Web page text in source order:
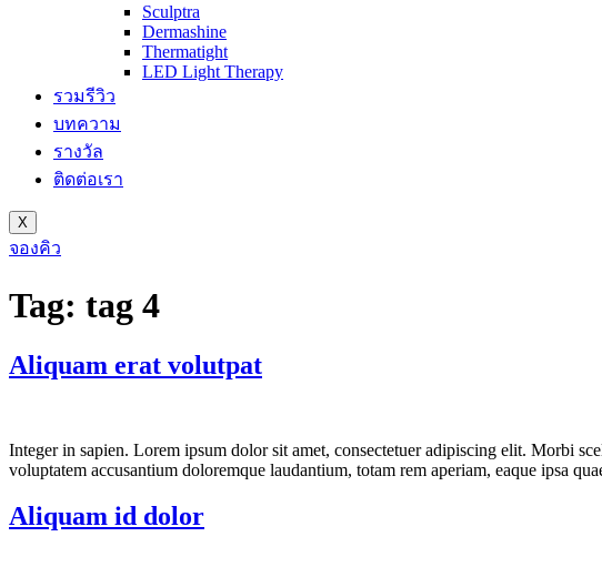
Sculptra
Dermashine
Thermatight
LED Light Therapy
รวมรีวิว
บทความ
รางวัล
ติดต่อเรา
X
จองคิว
Tag: tag 4
Aliquam erat volutpat
Integer in sapien. Lorem ipsum dolor sit amet, consectetuer adipiscing elit. Morbi
voluptatem accusantium doloremque laudantium, totam rem aperiam, eaque ipsa
Aliquam id dolor